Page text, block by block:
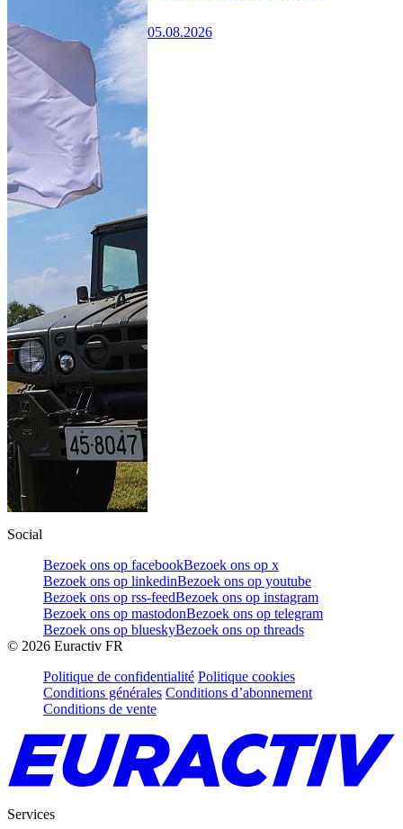
05.08.2026
Social
Bezoek ons op facebookBezoek ons op x
Bezoek ons op linkedinBezoek ons op youtube
Bezoek ons op rss-feedBezoek ons op instagram
Bezoek ons op mastodonBezoek ons op telegram
Bezoek ons op blueskyBezoek ons op threads
© 2026 Euractiv FR
Politique de confidentialité Politique cookies
Conditions générales Conditions d’abonnement
Conditions de vente
Services